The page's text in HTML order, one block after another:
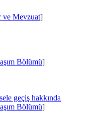
ve Mevzuat]
Bölümü]
geçiş hakkında
Bölümü]